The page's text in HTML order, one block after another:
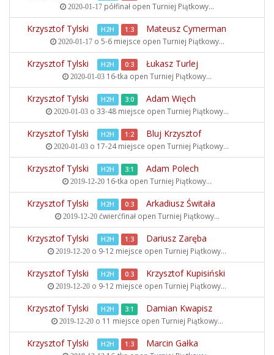
2020-01-17 półfinał open Turniej Piątkowy...
Krzysztof Tylski H2H 1:3 Mateusz Cymerman
2020-01-17o 5-6 miejsce open Turniej Piątkowy...
Krzysztof Tylski H2H 0:3 Łukasz Turlej
2020-01-03 16-tka open Turniej Piątkowy...
Krzysztof Tylski H2H 3:0 Adam Więch
2020-01-03o 33-48 miejsce open Turniej Piątkowy...
Krzysztof Tylski H2H 1:2 Bluj Krzysztof
2020-01-03o 17-24 miejsce open Turniej Piątkowy...
Krzysztof Tylski H2H 3:1 Adam Polech
2019-12-20 16-tka open Turniej Piątkowy...
Krzysztof Tylski H2H 0:3 Arkadiusz Świtała
2019-12-20ćwierćfinał open Turniej Piątkowy...
Krzysztof Tylski H2H 1:3 Dariusz Zaręba
2019-12-20 o 9-12 miejsce open Turniej Piątkowy...
Krzysztof Tylski H2H 0:3 Krzysztof Kupisiński
2019-12-20 o 9-12 miejsce open Turniej Piątkowy...
Krzysztof Tylski H2H 3:1 Damian Kwapisz
2019-12-20o 11 miejsce open Turniej Piątkowy...
Krzysztof Tylski H2H 1:3 Marcin Gałka